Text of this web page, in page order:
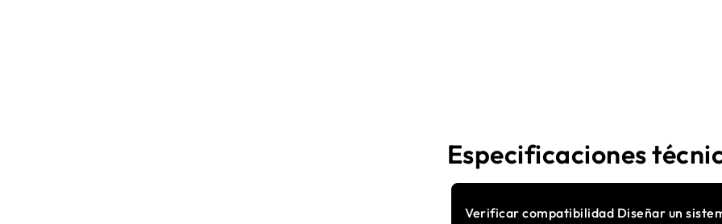
Especificaciones
Verificar compatibilidad Diseñar un